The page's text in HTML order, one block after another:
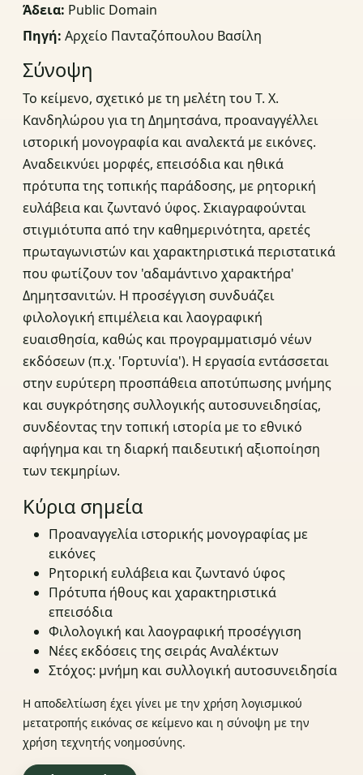
Άδεια: Public Domain
Πηγή: Αρχείο Πανταζόπουλου Βασίλη
Σύνοψη
Το κείμενο, σχετικό με τη μελέτη του Τ. Χ.
Κανδηλώρου για τη Δημητσάνα, προαναγγέλλει
ιστορική μονογραφία και αναλεκτά με εικόνες.
Αναδεικνύει μορφές, επεισόδια και ηθικά
πρότυπα της τοπικής παράδοσης, με ρητορική
ευλάβεια και ζωντανό ύφος. Σκιαγραφούνται
στιγμιότυπα από την καθημερινότητα, αρετές
πρωταγωνιστών και χαρακτηριστικά περιστατικά
που φωτίζουν τον 'αδαμάντινο χαρακτήρα'
Δημητσανιτών. Η προσέγγιση συνδυάζει
φιλολογική επιμέλεια και λαογραφική
ευαισθησία, καθώς και προγραμματισμό νέων
εκδόσεων (π.χ. 'Γορτυνία'). Η εργασία εντάσσεται
στην ευρύτερη προσπάθεια αποτύπωσης μνήμης
και συγκρότησης συλλογικής αυτοσυνειδησίας,
συνδέοντας την τοπική ιστορία με το εθνικό
αφήγημα και τη διαρκή παιδευτική αξιοποίηση
των τεκμηρίων.
Κύρια σημεία
Προαναγγελία ιστορικής μονογραφίας με
εικόνες
Ρητορική ευλάβεια και ζωντανό ύφος
Πρότυπα ήθους και χαρακτηριστικά
επεισόδια
Φιλολογική και λαογραφική προσέγγιση
Νέες εκδόσεις της σειράς Αναλέκτων
Στόχος: μνήμη και συλλογική αυτοσυνειδησία
Η αποδελτίωση έχει γίνει με την χρήση λογισμικού
μετατροπής εικόνας σε κείμενο και η σύνοψη με την
χρήση τεχνητής νοημοσύνης.